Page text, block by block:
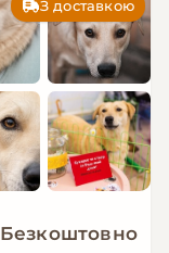
З доставкою
Безкоштовно